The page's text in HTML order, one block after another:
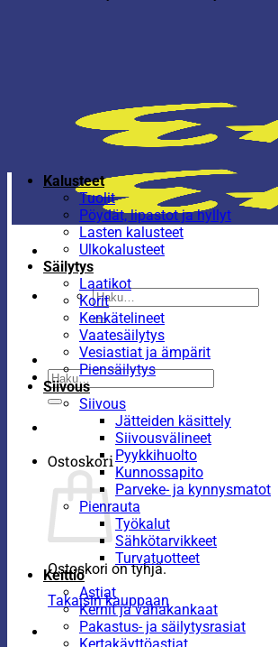
Etsi:
Etsi:
Ostoskori
Ostoskori on tyhjä.
Takaisin kauppaan
Kalusteet
Tuolit
Pöydät, lipastot ja hyllyt
Lasten kalusteet
Ulkokalusteet
Säilytys
Laatikot
Korit
Kenkätelineet
Vaatesäilytys
Vesiastiat ja ämpärit
Piensäilytys
Siivous
Siivous
Jätteiden käsittely
Siivousvälineet
Pyykkihuolto
Kunnossapito
Parveke- ja kynnysmatot
Pienrauta
Työkalut
Sähkötarvikkeet
Turvatuotteet
Keittiö
Astiat
Kernit ja vahakankaat
Pakastus- ja säilytysrasiat